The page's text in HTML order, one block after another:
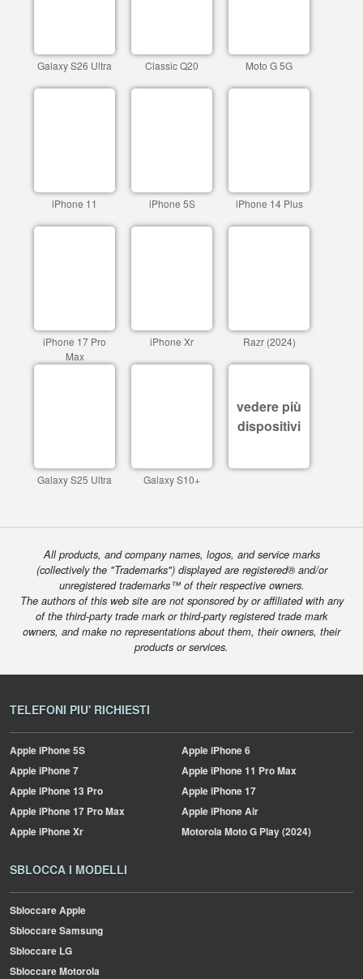
Galaxy S26 Ultra Classic Q20 Moto G 5G
iPhone 11 iPhone 5S iPhone 14 Plus
iPhone 17 Pro
Max
iPhone Xr Razr (2024)
Galaxy S25 Ultra Galaxy S10+
vedere più
dispositivi
All products, and company names, logos, and service marks
(collectively the "Trademarks") displayed are registered® and/or
unregistered trademarks™ of their respective owners.
The authors of this web site are not sponsored by or affiliated with any
of the third-party trade mark or third-party registered trade mark
owners, and make no representations about them, their owners, their
products or services.
TELEFONI PIU' RICHIESTI
AppleiPhone 5S AppleiPhone 6
AppleiPhone 7 AppleiPhone 11 Pro Max
AppleiPhone 13 Pro AppleiPhone 17
AppleiPhone 17 Pro Max AppleiPhone Air
AppleiPhone Xr MotorolaMoto G Play (2024)
SBLOCCA I MODELLI
Sbloccare Apple
Sbloccare Samsung
Sbloccare LG
Sbloccare Motorola